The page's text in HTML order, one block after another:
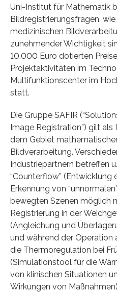
Uni-Institut für Mathematik
Bildregistrierungsfragen,
medizinischen
zunehmender Wichtigkeit
10.000 Euro dotierten
Projektaktivitäten im
Multifunktionscenter im
statt.
Die Gruppe SAFIR
Image Registration”) gilt
dem Gebiet
Bildverarbeitung.
Industriepartnern betreffen
“Counterflow” (Entwicklung
Erkennung von
bewegten Szenen möglich
Registrierung in der
(Angleichung und
und während der Operation
die Thermoregulation bei
(Simulationstool für die
von klinischen Situationen
Wirkungen von